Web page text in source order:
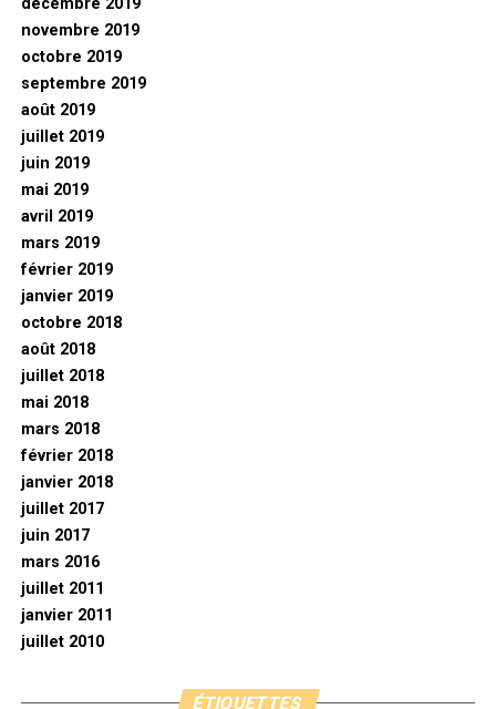
décembre 2019
novembre 2019
octobre 2019
septembre 2019
août 2019
juillet 2019
juin 2019
mai 2019
avril 2019
mars 2019
février 2019
janvier 2019
octobre 2018
août 2018
juillet 2018
mai 2018
mars 2018
février 2018
janvier 2018
juillet 2017
juin 2017
mars 2016
juillet 2011
janvier 2011
juillet 2010
ÉTIQUETTES